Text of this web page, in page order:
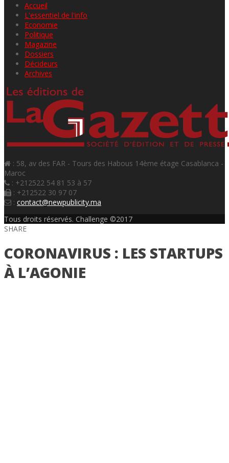
Accueil
L'essentiel de l'info
Economie
Politique
Magazine
Dossiers
Décideurs
Archives
: 58, av des FAR - Tours des Habous 14ème étage Casablanca -
Maroc
: +212522 54 81 53 à 57
: +212522 30 97 07
: contact@newpublicity.ma
Tous droits réservés. Challenge ©2017
SHARE
CORONAVIRUS : LES STARTUPS
À L’AGONIE